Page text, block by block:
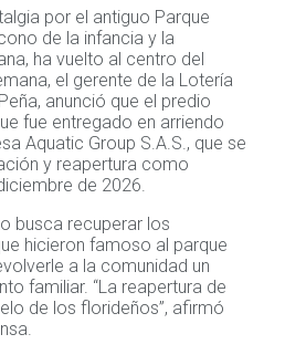
por el antiguo Parque
de la infancia y la
ha vuelto al centro del
el gerente de la Lotería
anunció que el predio
fue entregado en arriendo
Aquatic Group S.A.S., que se
y reapertura como
de 2026.
busca recuperar los
hicieron famoso al parque
a la comunidad un
familiar. “La reapertura de
de los florideños”, afirmó